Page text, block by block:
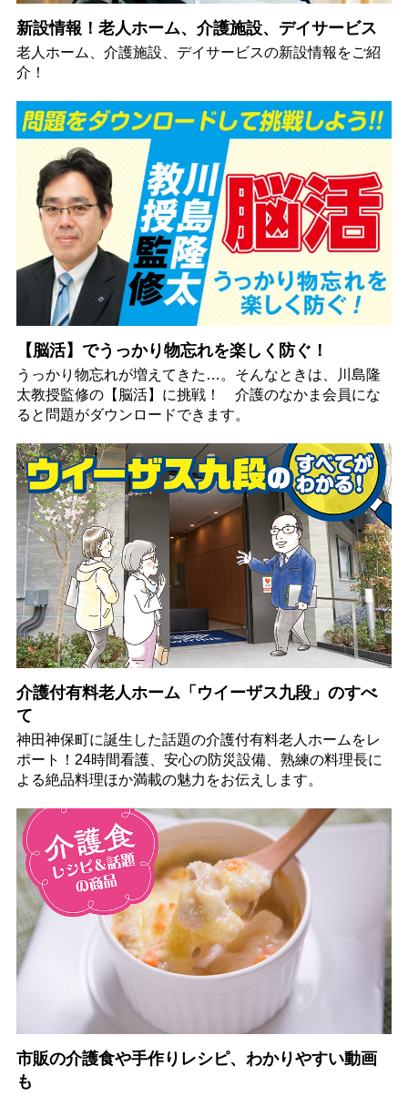
新設情報！老人ホーム、介護施設、デイサービス
老人ホーム、介護施設、デイサービスの新設情報をご紹
介！
【脳活】でうっかり物忘れを楽しく防ぐ！
うっかり物忘れが増えてきた…。そんなときは、川島隆
太教授監修の【脳活】に挑戦！ 介護のなかま会員にな
ると問題がダウンロードできます。
介護付有料老人ホーム「ウイーザス九段」のすべ
て
神田神保町に誕生した話題の介護付有料老人ホームをレ
ポート！24時間看護、安心の防災設備、熟練の料理長に
よる絶品料理ほか満載の魅力をお伝えします。
市販の介護食や手作りレシピ、わかりやすい動画
も